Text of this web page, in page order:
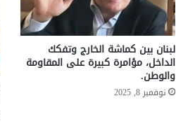
لبنان بين كماشة الخارج وتفكك
الداخل، مؤامرة كبيرة على المقاومة
والوطن.
نوفمبر 8, 2025